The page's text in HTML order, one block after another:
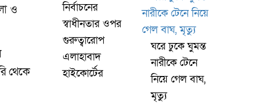
ও
থেকে
নির্বাচনের
স্বাধীনতার ওপর
গুরুত্বারোপ
এলাহাবাদ
হাইকোর্টের
ঘরে ঢুকে ঘুমন্ত
নারীকে টেনে
নিয়ে গেল বাঘ,
মৃত্যু